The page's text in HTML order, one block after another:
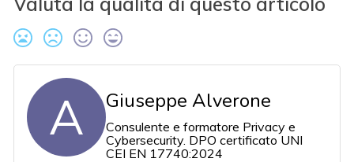
A Giuseppe Alverone
Consulente e formatore Privacy e
Cybersecurity. DPO certificato UNI
CEI EN 17740:2024